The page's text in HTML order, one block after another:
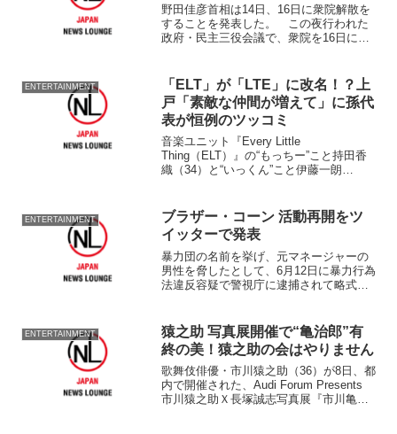
野田佳彦首相は14日、16日に衆院解散を
することを発表した。 この夜行われた
政府・民主三役会議で、衆院を16日に解
ENTERTAINMENT
「ELT」が「LTE」に改名！？上
戸「素敵な仲間が増えて」に孫代
表が恒例のツッコミ
音楽ユニット『Every Little
Thing（ELT）』の“もっちー”こと持田香
織（34）と“いっくん”こと伊藤一朗
（ソフトバンクモバイ...
ENTERTAINMENT
ブラザー・コーン 活動再開をツ
イッターで発表
暴力団の名前を挙げ、元マネージャーの
男性を脅したとして、6月12日に暴力行為
法違反容疑で警視庁に逮捕されて略式起
開を発表した。 「今回は世間をお騒が
せして申し訳ござい...
ENTERTAINMENT
猿之助 写真展開催で“亀治郎”有
終の美！猿之助の会はやりません
歌舞伎俳優・市川猿之助（36）が8日、都
内で開催された、Audi Forum Presents
市川猿之助Ｘ長塚誠志写真展『市川亀治